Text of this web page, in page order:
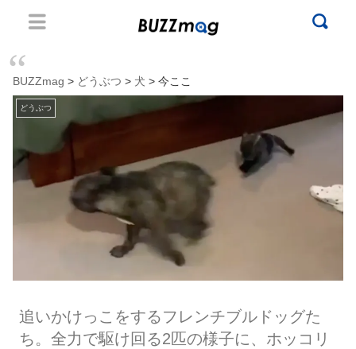
BUZZmag > どうぶつ > 犬 > 今ここ
どうぶつ
追いかけっこをするフレンチブルドッグた
ち。全力で駆け回る2匹の様子に、ホッコリ